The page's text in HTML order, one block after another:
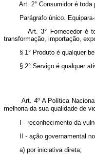
Art. 2° Consumidor é toda
Parágrafo único. Equipara-
Art. 3° Fornecedor é toda
transformação, importação,
§ 1° Produto é qualquer
§ 2° Serviço é qualquer
Art. 4º A Política Nacional
melhoria da sua qualidade de
I - reconhecimento da
II - ação governamental no
a) por iniciativa direta;